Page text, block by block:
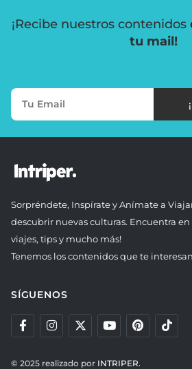
¡Recibe nuestros contenidos
tu mail!
Sorpréndete, Inspírate y Anímate a
descubrir nuevas culturas. Encuentra
viajes, tips y mucho más!
Tenemos los contenidos que te
SÍGUENOS
© 2025 realizado por INTRIPER.